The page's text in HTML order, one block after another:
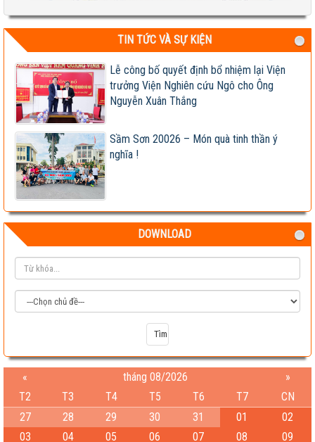
Test 2
TIN TỨC VÀ SỰ KIỆN
Lễ công bố quyết định bổ nhiệm lại Viện
trưởng Viện Nghiên cứu Ngô cho Ông
Nguyễn Xuân Thắng
Sầm Sơn 20026 – Món quà tinh thần ý
nghĩa !
DOWNLOAD
« tháng 08/2026
»
T2
T3 T4 T5 T6 T7
CN
27
28 29 30 31 01
02
03
04 05 06 07 08
09